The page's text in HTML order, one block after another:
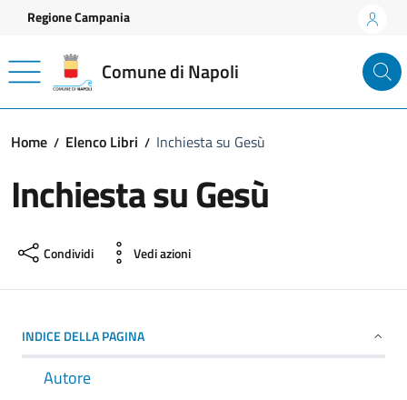
Vai ai contenuti
Vai al footer
Regione Campania
Comune di Napoli
Home Elenco Libri Inchiesta su Gesù
Inchiesta su Gesù
Condividi Vedi azioni
INDICE DELLA PAGINA
Autore